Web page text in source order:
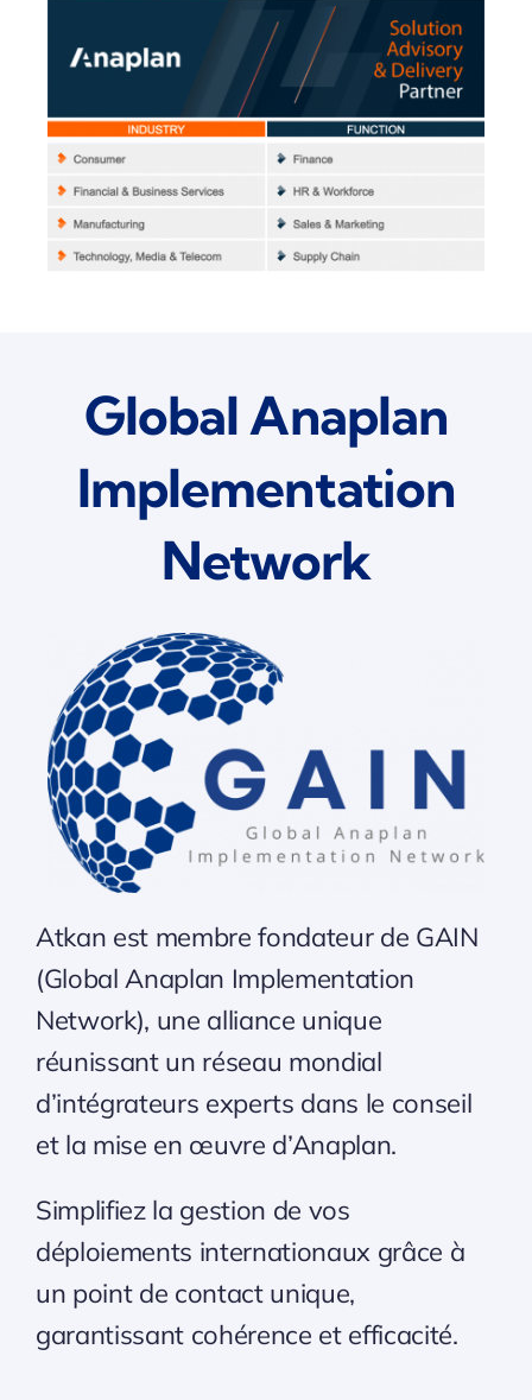
Global Anaplan
Implementation
Network
Atkan est membre fondateur de GAIN
(Global Anaplan Implementation
Network), une alliance unique
réunissant un réseau mondial
d’intégrateurs experts dans le conseil
et la mise en œuvre d’Anaplan.
Simplifiez la gestion de vos
déploiements internationaux grâce à
un point de contact unique,
garantissant cohérence et efficacité.